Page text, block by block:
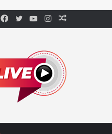
Instagram
YouTube
Twitter
Facebook